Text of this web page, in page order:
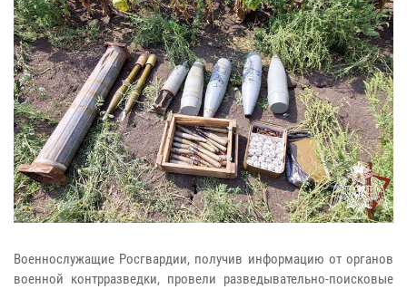
Военнослужащие Росгвардии, получив информацию от органов
военной контрразведки, провели разведывательно-поисковые